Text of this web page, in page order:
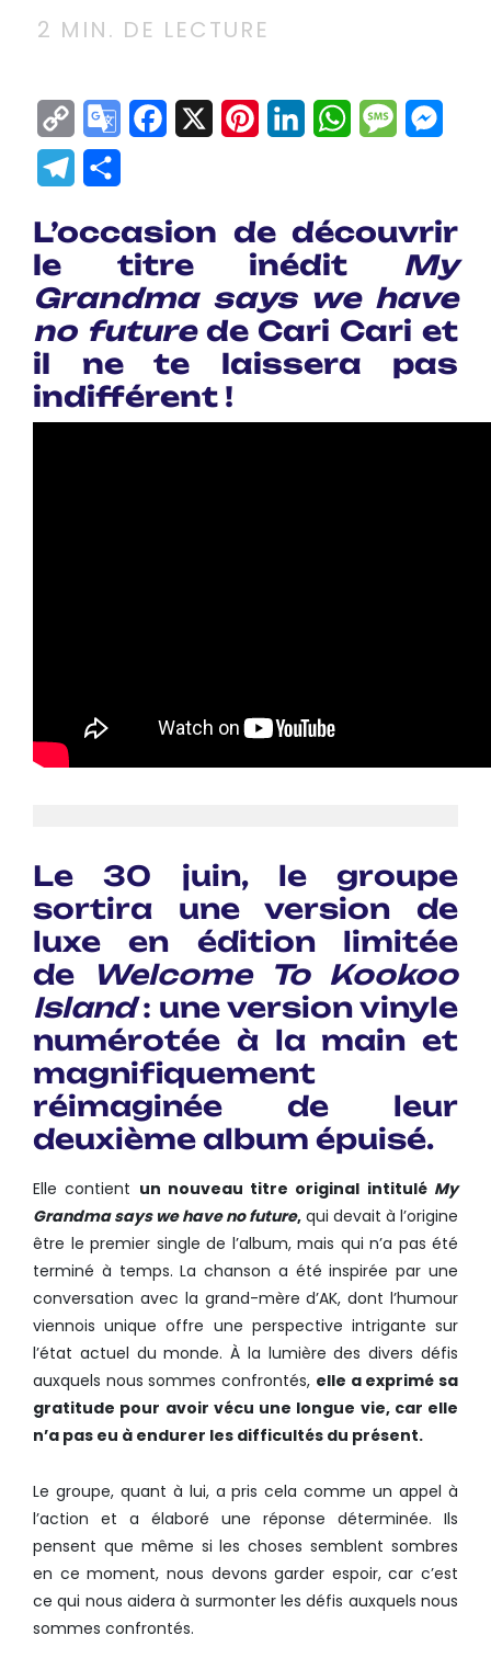
2 MIN. DE LECTURE
Copy
Link
GoogleFacebook
X Pinterest
LinkedInWhatsApp
Telegram
L’occasion de découvrir
le titre inédit My
Grandma says we have
no futurede Cari Cari et
il ne te laissera pas
indifférent !
Le 30 juin, le groupe
sortira une version de
luxe en édition limitée
de
Welcome To Kookoo
Island: une version vinyle
numérotée à la main et
magnifiquement
réimaginée de leur
deuxième album épuisé.
Elle contient un nouveau titre original intitulé My
Grandma says we have no future, qui devait à l’origine
être le premier single de l’album, mais qui n’a pas été
terminé à temps. La chanson a été inspirée par une
conversation avec la grand-mère d’AK, dont l’humour
viennois unique offre une perspective intrigante sur
l’état actuel du monde. À la lumière des divers défis
auxquels nous sommes confrontés, elle a exprimé sa
gratitude pour avoir vécu une longue vie, car elle
n’a pas eu à endurer les difficultés du présent.
Le groupe, quant à lui, a pris cela comme un appel à
l’action et a élaboré une réponse déterminée. Ils
pensent que même si les choses semblent sombres
en ce moment, nous devons garder espoir, car c’est
ce qui nous aidera à surmonter les défis auxquels nous
sommes confrontés.